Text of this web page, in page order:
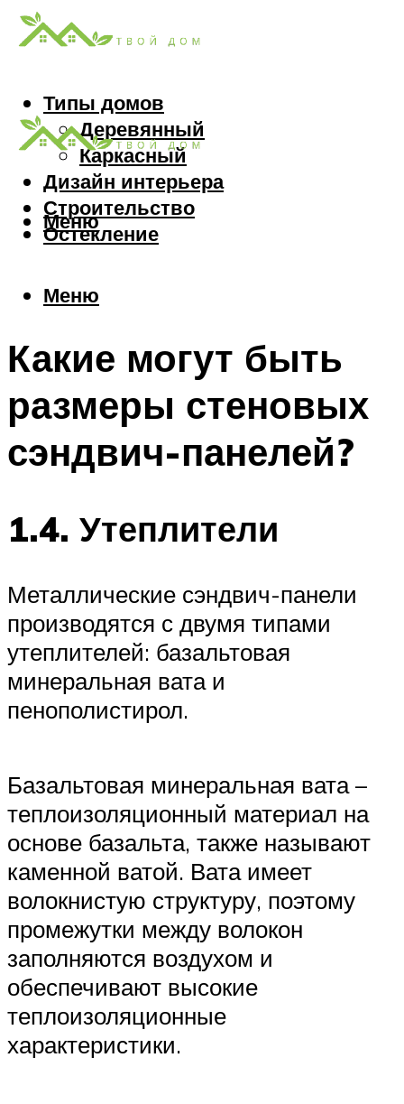
Типы домов
Деревянный
Каркасный
Дизайн интерьера
Строительство
Остекление
Меню
Меню
Какие могут быть
размеры стеновых
сэндвич-панелей?
1.4. Утеплители
Металлические сэндвич-панели
производятся с двумя типами
утеплителей: базальтовая
минеральная вата и
пенополистирол.
Базальтовая минеральная вата –
теплоизоляционный материал на
основе базальта, также называют
каменной ватой. Вата имеет
волокнистую структуру, поэтому
промежутки между волокон
заполняются воздухом и
обеспечивают высокие
теплоизоляционные
характеристики.